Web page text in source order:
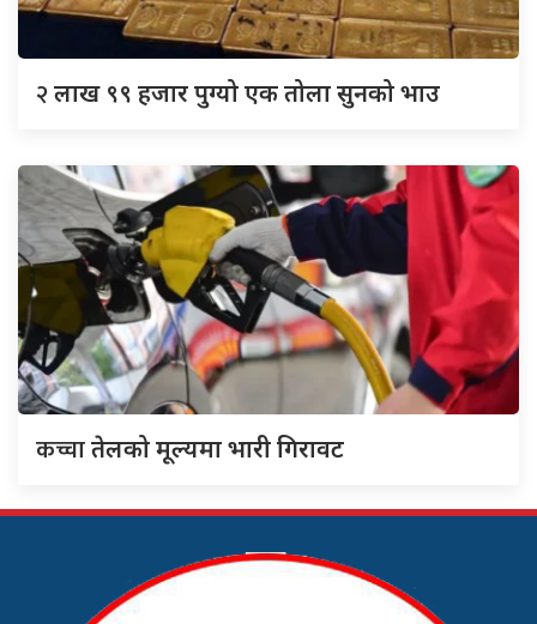
२लाख ९९ हजार पुग्यो एक तोला सुनको भाउ
कच्चातेलको मूल्यमा भारी गिरावट